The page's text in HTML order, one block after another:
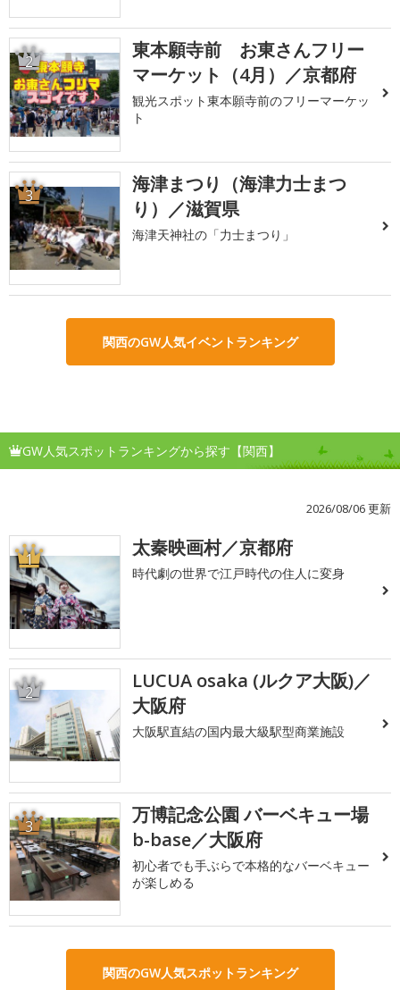
2
東本願寺前 お東さんフリー
マーケット（4月）／京都府
観光スポット東本願寺前のフリーマーケッ
ト
3
海津まつり（海津力士まつ
り）／滋賀県
海津天神社の「力士まつり」
関西のGW人気イベントランキング
GW人気スポットランキングから探す【関西】
2026/08/06 更新
1 太秦映画村／京都府
時代劇の世界で江戸時代の住人に変身
2
LUCUA osaka (ルクア大阪)／
大阪府
大阪駅直結の国内最大級駅型商業施設
3
万博記念公園 バーベキュー場
b-base／大阪府
初心者でも手ぶらで本格的なバーベキュー
が楽しめる
関西のGW人気スポットランキング